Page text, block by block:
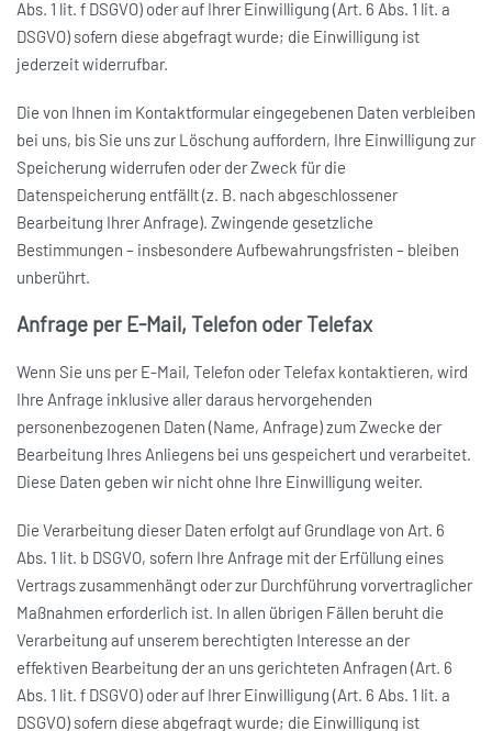
Abs. 1 lit. f DSGVO) oder auf Ihrer Einwilligung (Art. 6 Abs. 1 lit. a
DSGVO) sofern diese abgefragt wurde; die Einwilligung ist
jederzeit widerrufbar.
Die von Ihnen im Kontaktformular eingegebenen Daten verbleiben
bei uns, bis Sie uns zur Löschung auffordern, Ihre Einwilligung zur
Speicherung widerrufen oder der Zweck für die
Datenspeicherung entfällt (z. B. nach abgeschlossener
Bearbeitung Ihrer Anfrage). Zwingende gesetzliche
Bestimmungen – insbesondere Aufbewahrungsfristen – bleiben
unberührt.
Anfrage per E-Mail, Telefon oder Telefax
Wenn Sie uns per E-Mail, Telefon oder Telefax kontaktieren, wird
Ihre Anfrage inklusive aller daraus hervorgehenden
personenbezogenen Daten (Name, Anfrage) zum Zwecke der
Bearbeitung Ihres Anliegens bei uns gespeichert und verarbeitet.
Diese Daten geben wir nicht ohne Ihre Einwilligung weiter.
Die Verarbeitung dieser Daten erfolgt auf Grundlage von Art. 6
Abs. 1 lit. b DSGVO, sofern Ihre Anfrage mit der Erfüllung eines
Vertrags zusammenhängt oder zur Durchführung vorvertraglicher
Maßnahmen erforderlich ist. In allen übrigen Fällen beruht die
Verarbeitung auf unserem berechtigten Interesse an der
effektiven Bearbeitung der an uns gerichteten Anfragen (Art. 6
Abs. 1 lit. f DSGVO) oder auf Ihrer Einwilligung (Art. 6 Abs. 1 lit. a
DSGVO) sofern diese abgefragt wurde; die Einwilligung ist